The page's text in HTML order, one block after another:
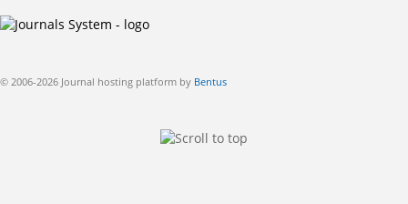
© 2006-2026 Journal hosting platform by Bentus